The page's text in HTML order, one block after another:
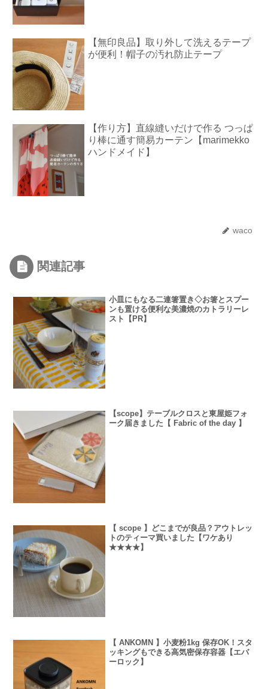
【無印良品】取り外して洗えるテープ
が便利！帽子の汚れ防止テープ
【作り方】直線縫いだけで作る つっぱ
り棒に通す簡易カーテン【marimekko
ハンドメイド】
waco
関連記事
小皿にもなる二連箸置き◇お箸とスプー
ンも置ける便利な美濃焼のカトラリーレ
スト【PR】
【scope】テーブルクロスと東屋姫フォ
ーク届きました【 Fabric of the day 】
【 scope 】どこまでが良品？アウトレッ
トのティーマ買いました【ワケあり
★★★★】
【 ANKOMN 】小麦粉1kg 保存OK！スタ
ッキングもできる高気密保存容器【エバ
ーロック】